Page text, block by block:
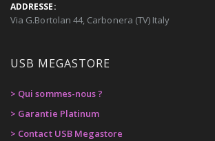
ADDRESSE:
Via G.Bortolan 44, Carbonera (TV) Italy
USB MEGASTORE
> Qui sommes-nous ?
> Garantie Platinum
> Contact USB Megastore